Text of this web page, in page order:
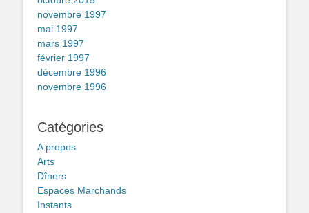
novembre 1997
mai 1997
mars 1997
février 1997
décembre 1996
novembre 1996
Catégories
A propos
Arts
Dîners
Espaces Marchands
Instants